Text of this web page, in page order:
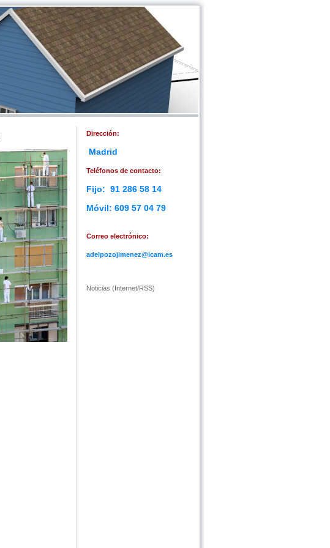
Dirección:
Madrid
Teléfonos de contacto:
Fijo: 91 286 58 14
Móvil: 609 57 04 79
Correo electrónico:
adelpozojimenez@icam.es
Noticias (Internet/RSS)